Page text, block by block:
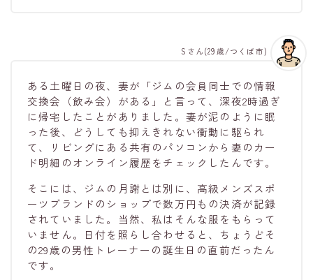
ある土曜日の夜、妻が「ジムの会員同士での情報
交換会（飲み会）がある」と言って、深夜2時過ぎ
に帰宅したことがありました。妻が泥のように眠
った後、どうしても抑えきれない衝動に駆られ
て、リビングにある共有のパソコンから妻のカー
ド明細のオンライン履歴をチェックしたんです。
そこには、ジムの月謝とは別に、高級メンズスポ
ーツブランドのショップで数万円もの決済が記録
されていました。当然、私はそんな服をもらって
いません。日付を照らし合わせると、ちょうどそ
の29歳の男性トレーナーの誕生日の直前だったん
です。
Sさん(29歳/つくば市)